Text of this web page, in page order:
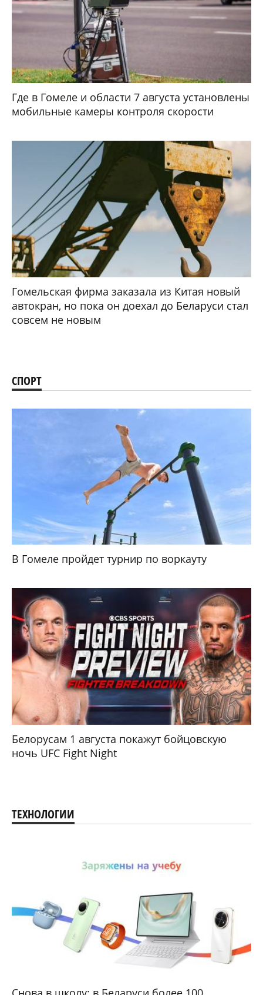
Где в Гомеле и области 7 августа установлены
мобильные камеры контроля скорости
Гомельская фирма заказала из Китая новый
автокран, но пока он доехал до Беларуси стал
совсем не новым
СПОРТ
В Гомеле пройдет турнир по воркауту
Белорусам 1 августа покажут бойцовскую
ночь UFC Fight Night
ТЕХНОЛОГИИ